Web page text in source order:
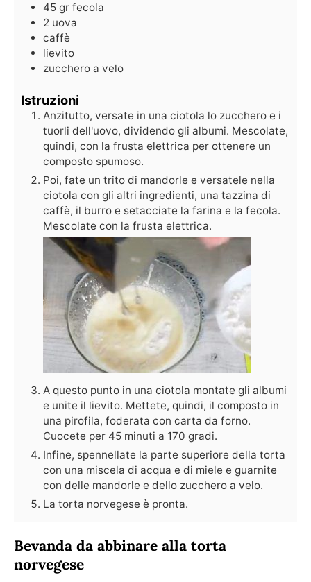
45 gr fecola
2 uova
caffè
lievito
zucchero a velo
Istruzioni
Anzitutto, versate in una ciotola lo zucchero e i
tuorli dell'uovo, dividendo gli albumi. Mescolate,
quindi, con la frusta elettrica per ottenere un
composto spumoso.
Poi, fate un trito di mandorle e versatele nella
ciotola con gli altri ingredienti, una tazzina di
caffè, il burro e setacciate la farina e la fecola.
Mescolate con la frusta elettrica.
A questo punto in una ciotola montate gli albumi
e unite il lievito. Mettete, quindi, il composto in
una pirofila, foderata con carta da forno.
Cuocete per 45 minuti a 170 gradi.
Infine, spennellate la parte superiore della torta
con una miscela di acqua e di miele e guarnite
con delle mandorle e dello zucchero a velo.
La torta norvegese è pronta.
Bevanda da abbinare alla torta
norvegese